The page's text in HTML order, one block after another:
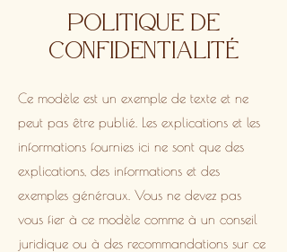
Politique de
confidentialité
Ce modèle est un exemple de texte et ne
peut pas être publié. Les explications et les
informations fournies ici ne sont que des
explications, des informations et des
exemples généraux. Vous ne devez pas
vous fier à ce modèle comme à un conseil
juridique ou à des recommandations sur ce